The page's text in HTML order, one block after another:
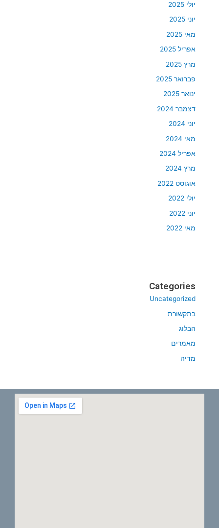
יולי 2025
יוני 2025
מאי 2025
אפריל 2025
מרץ 2025
פברואר 2025
ינואר 2025
דצמבר 2024
יוני 2024
מאי 2024
אפריל 2024
מרץ 2024
אוגוסט 2022
יולי 2022
יוני 2022
מאי 2022
Categories
Uncategorized
בתקשורת
הבלוג
מאמרים
מדיה